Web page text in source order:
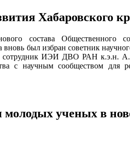
Хабаровского
состава Общественного
вновь был избран советник
ИЭИ ДВО РАН к.э.н.
с научным сообществом для
ученых в